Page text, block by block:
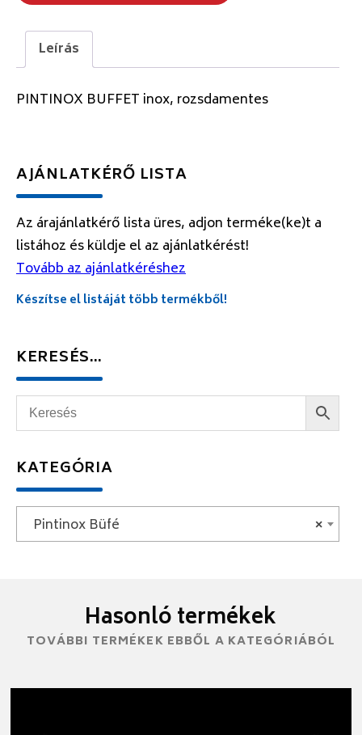
Leírás
PINTINOX BUFFET inox, rozsdamentes
AJÁNLATKÉRŐ LISTA
Az árajánlatkérő lista üres, adjon terméke(ke)t a
listához és küldje el az ajánlatkérést!
Tovább az ajánlatkéréshez
Készítse el listáját több termékből!
KERESÉS…
KATEGÓRIA
×
Pintinox Büfé
Hasonló termékek
TOVÁBBI TERMÉKEK EBBŐL A KATEGÓRIÁBÓL